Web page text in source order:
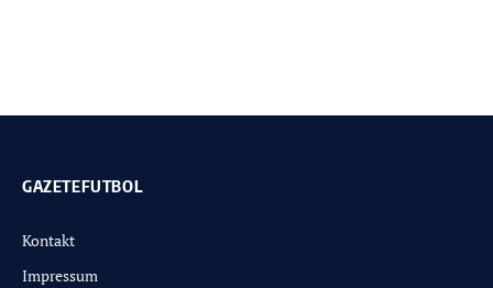
GAZETEFUTBOL
Kontakt
Impressum